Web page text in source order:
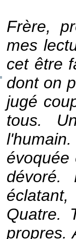
Frère,
mes
cet être
dont on
jugé
tous.
évoquée
dévoré.
Quatre.
propres.